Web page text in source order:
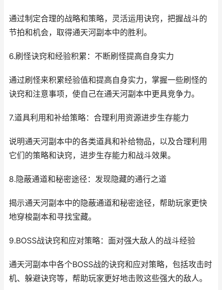
通过制定合理的战略和策略，灵活运用诀窍，把握战斗的
节拍和机会，取得通天河副本中的胜利。
6.刷怪诀窍和经验积累：不断刷怪提高自身实力
通过刷怪来积累经验值和提高自身实力，掌握一些刷怪的
诀窍和注意事项，使自己在通天河副本中更具竞争力。
7.道具利用和补给策略：合理利用资源进步生存能力
说明通天河副本中的各类道具和补给物品，以及合理利用
它们的策略和诀窍，进步生存能力和战斗效果。
8.隐蔽通道和秘密途径：发现隐藏的通行之道
揭示通天河副本中的隐蔽通道和秘密途径，帮助玩家更快
地穿梭副本和寻找宝藏。
9.BOSS战诀窍和应对策略：面对强大敌人的战斗经验
通天河副本中各个BOSS战的诀窍和应对策略，包括攻击时
机、躲避诀窍等，帮助玩家更好地击败这些强大的敌人。